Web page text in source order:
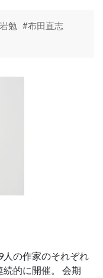
勉 #布田直志
人の作家のそれぞれ
的に開催。 会期